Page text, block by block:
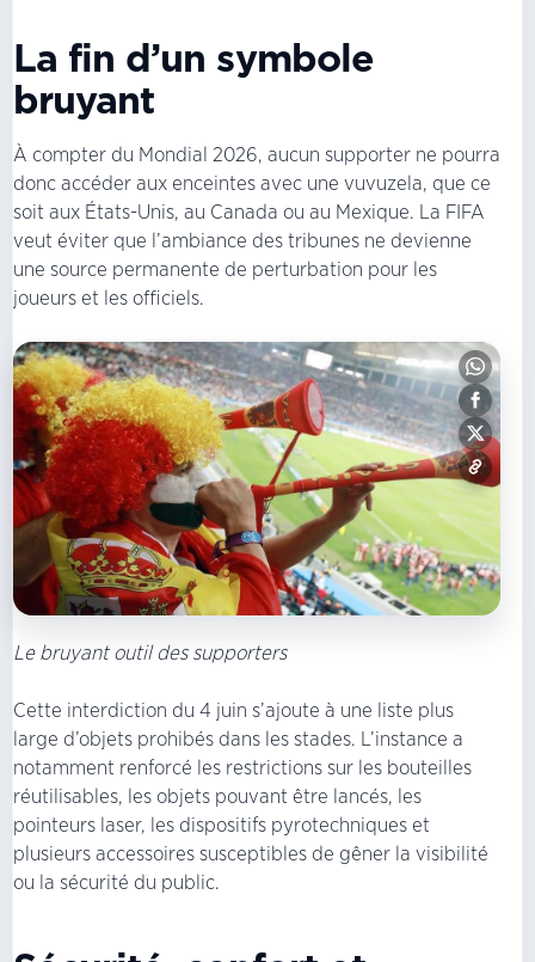
La fin d’un symbole
bruyant
À compter du Mondial 2026, aucun supporter ne pourra
donc accéder aux enceintes avec une vuvuzela, que ce
soit aux États-Unis, au Canada ou au Mexique. La FIFA
veut éviter que l’ambiance des tribunes ne devienne
une source permanente de perturbation pour les
joueurs et les officiels.
Le bruyant outil des supporters
Cette interdiction du 4 juin s’ajoute à une liste plus
large d’objets prohibés dans les stades. L’instance a
notamment renforcé les restrictions sur les bouteilles
réutilisables, les objets pouvant être lancés, les
pointeurs laser, les dispositifs pyrotechniques et
plusieurs accessoires susceptibles de gêner la visibilité
ou la sécurité du public.